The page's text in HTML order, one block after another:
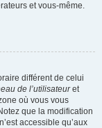
et vous-même.
différent de celui
de l’utilisateuret
où vous vous
que la modification
accessible qu’aux